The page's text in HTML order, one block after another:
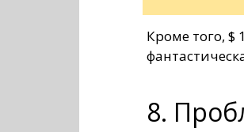
Кроме того, $
8.